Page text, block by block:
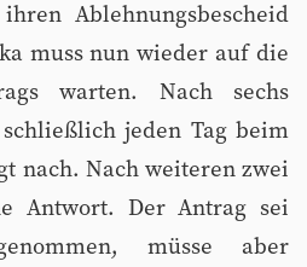
Ablehnungsbescheid
muss nun wieder auf die
warten. Nach sechs
jeden Tag beim
nach. Nach weiteren zwei
Antwort. Der Antrag sei
müsse aber